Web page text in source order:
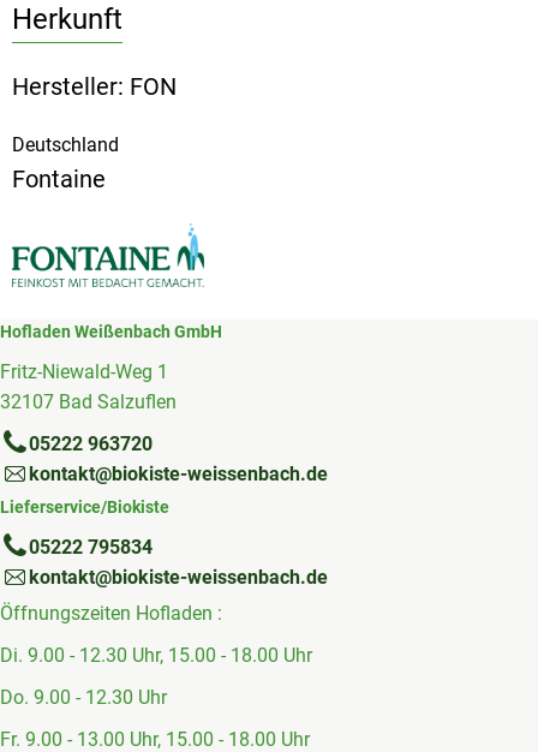
Herkunft
Hersteller: FON
Deutschland
Fontaine
Hofladen Weißenbach GmbH
Fritz-Niewald-Weg 1
32107 Bad Salzuflen
05222 963720
kontakt@biokiste-weissenbach.de
Lieferservice/Biokiste
05222 795834
kontakt@biokiste-weissenbach.de
Öffnungszeiten Hofladen :
Di. 9.00 - 12.30 Uhr, 15.00 - 18.00 Uhr
Do. 9.00 - 12.30 Uhr
Fr. 9.00 - 13.00 Uhr, 15.00 - 18.00 Uhr